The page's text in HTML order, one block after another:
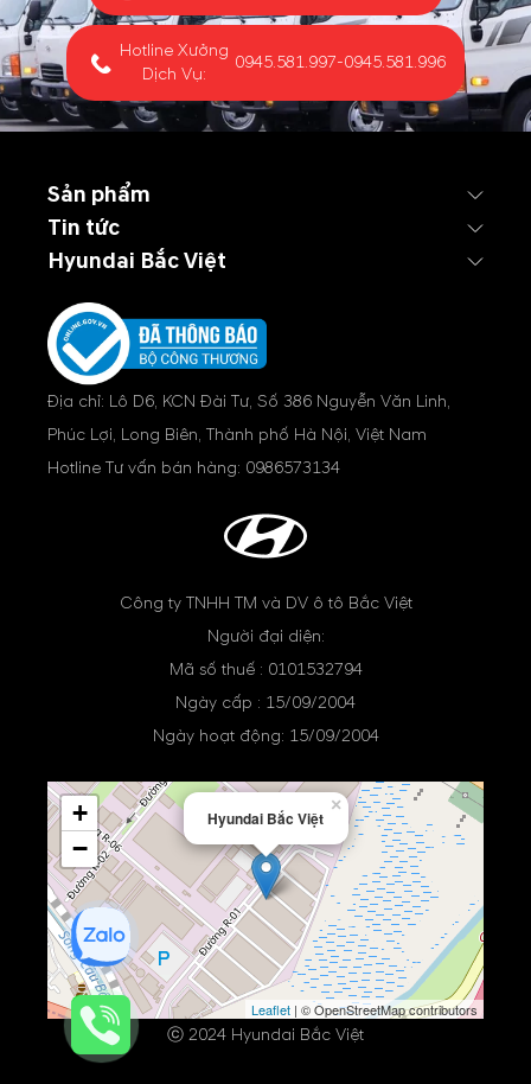
Hotline Xưởng
Dịch Vụ:
0945.581.997-0945.581.996
Sản phẩm
Tin tức
Hyundai Bắc Việt
Địa chỉ: Lô D6, KCN Đài Tư, Số 386 Nguyễn Văn Linh,
Phúc Lợi, Long Biên, Thành phố Hà Nội, Việt Nam
Hotline Tư vấn bán hàng: 0986573134
Công ty TNHH TM và DV ô tô Bắc Việt
Người đại diện:
Mã số thuế : 0101532794
Ngày cấp : 15/09/2004
Ngày hoạt động: 15/09/2004
Hyundai Bắc Việt
×
+
−
Leaflet | © OpenStreetMap contributors
ⓒ 2024 Hyundai Bắc Việt